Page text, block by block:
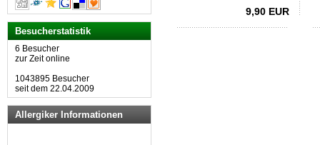
9,90 EUR
Besucherstatistik
6 Besucher
zur Zeit online
1043895 Besucher
seit dem 22.04.2009
Allergiker Informationen